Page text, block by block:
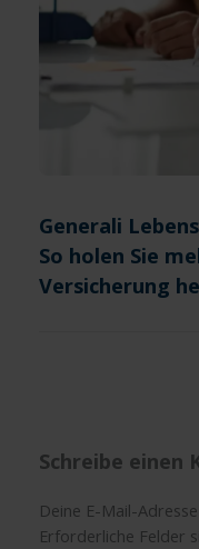
Generali
So holen Sie
Versicherung
Schreibe einen
Deine E-Mail-
Erforderliche Felder